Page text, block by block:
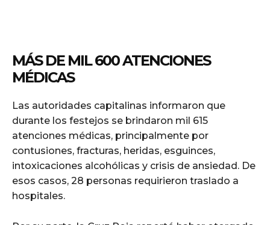
MÁS DE MIL 600 ATENCIONES
MÉDICAS
Las autoridades capitalinas informaron que
durante los festejos se brindaron mil 615
atenciones médicas, principalmente por
contusiones, fracturas, heridas, esguinces,
intoxicaciones alcohólicas y crisis de ansiedad. De
esos casos, 28 personas requirieron traslado a
hospitales.